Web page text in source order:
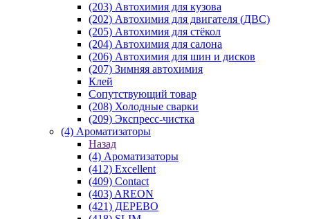
(203) Автохимия для кузова
(202) Автохимия для двигателя (ДВС)
(205) Автохимия для стёкол
(204) Автохимия для салона
(206) Автохимия для шин и дисков
(207) Зимняя автохимия
Клей
Сопутствующий товар
(208) Холодные сварки
(209) Экспреcс-чистка
(4) Ароматизаторы
Назад
(4) Ароматизаторы
(412) Excellent
(409) Contact
(403) AREON
(421) ДЕРЕВО